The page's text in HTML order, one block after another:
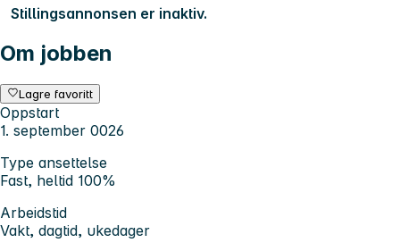
Stillingsannonsen er inaktiv.
Om jobben
Lagre favoritt
Oppstart
1. september 0026
Type ansettelse
Fast, heltid 100%
Arbeidstid
Vakt, dagtid, ukedager